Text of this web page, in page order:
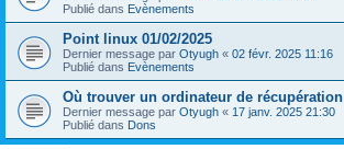
Publié dans Evènements
Point linux 01/02/2025
Dernier message par Otyugh « 02 févr. 2025 11:16
Publié dans Evènements
Où trouver un ordinateur de récupération
Dernier message par Otyugh « 17 janv. 2025 21:30
Publié dans Dons